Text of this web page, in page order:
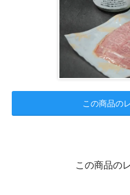
この商品の
この商品の